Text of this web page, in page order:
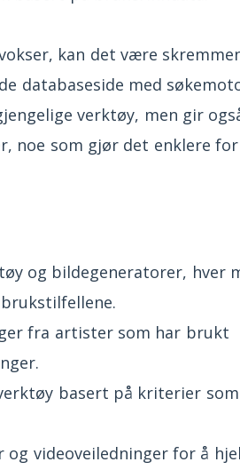
kan det være
databaseside med
verktøy, men gir
noe som gjør det enklere for
og bildegeneratorer, hver
fra artister som har brukt
basert på kriterier som
videoveiledninger for å